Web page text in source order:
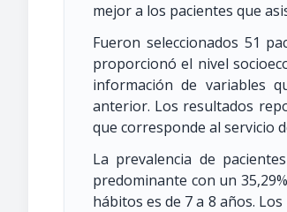
mejor a los pacientes que
Fueron seleccionados 51
proporcionó el nivel
información de variables
anterior. Los resultados
que corresponde al servicio
La prevalencia de
predominante con un
hábitos es de 7 a 8 años.